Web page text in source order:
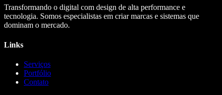
Transformando o digital com design de alta performance e
tecnologia. Somos especialistas em criar marcas e sistemas que
dominam o mercado.
Links
Serviços
Portfólio
Contato